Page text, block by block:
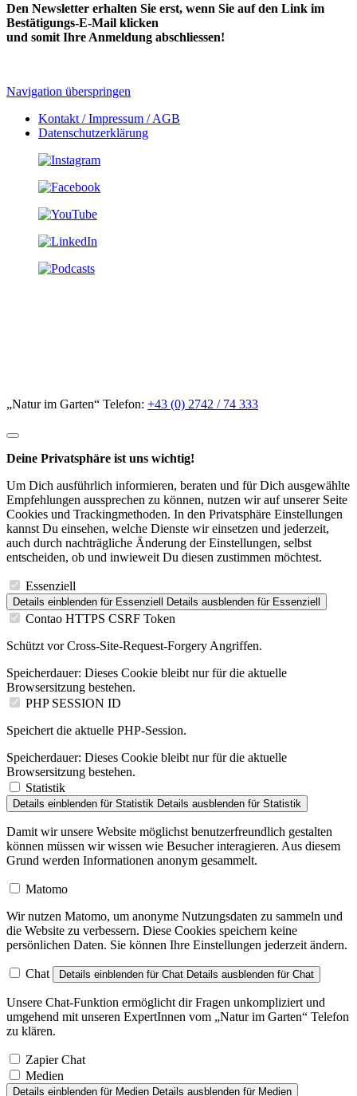
Den Newsletter erhalten Sie erst, wenn Sie auf den Link im
Bestätigungs-E-Mail klicken
und somit Ihre Anmeldung abschliessen!
Navigation überspringen
Kontakt / Impressum / AGB
Datenschutzerklärung
„Natur im Garten“ Telefon: +43 (0) 2742 / 74 333
Deine Privatsphäre ist uns wichtig!
Um Dich ausführlich informieren, beraten und für Dich ausgewählte
Empfehlungen aussprechen zu können, nutzen wir auf unserer Seite
Cookies und Trackingmethoden. In den Privatsphäre Einstellungen
kannst Du einsehen, welche Dienste wir einsetzen und jederzeit,
auch durch nachträgliche Änderung der Einstellungen, selbst
entscheiden, ob und inwieweit Du diesen zustimmen möchtest.
Essenziell
Details einblenden für Essenziell Details ausblenden für Essenziell
Contao HTTPS CSRF Token
Schützt vor Cross-Site-Request-Forgery Angriffen.
Speicherdauer: Dieses Cookie bleibt nur für die aktuelle
Browsersitzung bestehen.
PHP SESSION ID
Speichert die aktuelle PHP-Session.
Speicherdauer: Dieses Cookie bleibt nur für die aktuelle
Browsersitzung bestehen.
Statistik
Details einblenden für Statistik Details ausblenden für Statistik
Damit wir unsere Website möglichst benutzerfreundlich gestalten
können müssen wir wissen wie Besucher interagieren. Aus diesem
Grund werden Informationen anonym gesammelt.
Matomo
Wir nutzen Matomo, um anonyme Nutzungsdaten zu sammeln und
die Website zu verbessern. Diese Cookies speichern keine
persönlichen Daten. Sie können Ihre Einstellungen jederzeit ändern.
Chat Details einblenden für Chat Details ausblenden für Chat
Unsere Chat-Funktion ermöglicht dir Fragen unkompliziert und
umgehend mit unseren ExpertInnen vom „Natur im Garten“ Telefon
zu klären.
Zapier Chat
Medien
Details einblenden für Medien Details ausblenden für Medien